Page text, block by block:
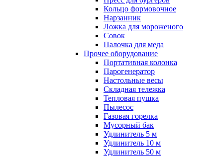
Кольцо формовочное
Нарзанник
Ложка для мороженого
Совок
Палочка для меда
Прочее оборудование
Портативная колонка
Парогенератор
Настольные весы
Складная тележка
Тепловая пушка
Пылесос
Газовая горелка
Мусорный бак
Удлинитель 5 м
Удлинитель 10 м
Удлинитель 50 м